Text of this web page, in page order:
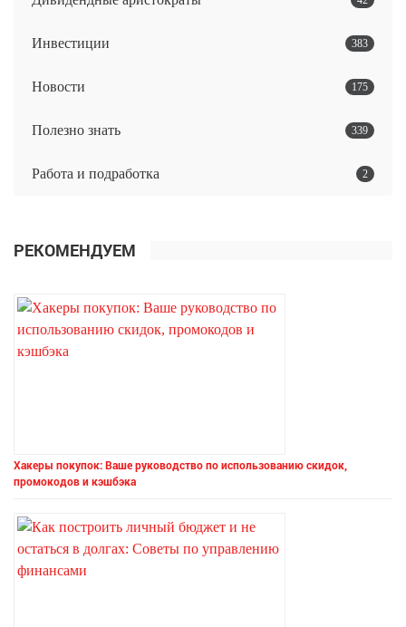
Инвестиции 383
Новости 175
Полезно знать 339
Работа и подработка 2
РЕКОМЕНДУЕМ
Хакеры покупок: Ваше руководство по использованию скидок,
промокодов и кэшбэка